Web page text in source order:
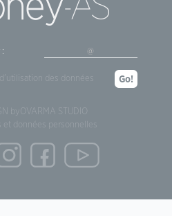
by
OVARMA STUDIO
et données personnelles
des données Go!